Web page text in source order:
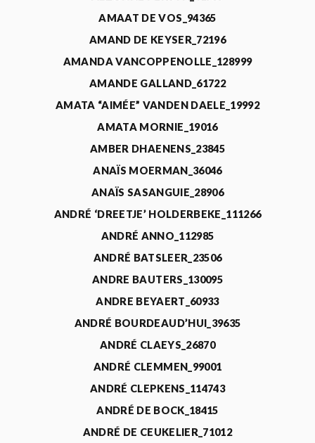
AMAAT DE VOS_94365
AMAND DE KEYSER_72196
AMANDA VANCOPPENOLLE_128999
AMANDE GALLAND_61722
AMATA “AIMÉE” VANDEN DAELE_19992
AMATA MORNIE_19016
AMBER DHAENENS_23845
ANAÏS MOERMAN_36046
ANAÏS SASANGUIE_28906
ANDRÉ ‘DREETJE’ HOLDERBEKE_111266
ANDRÉ ANNO_112985
ANDRÉ BATSLEER_23506
ANDRE BAUTERS_130095
ANDRE BEYAERT_60933
ANDRÉ BOURDEAUD’HUI_39635
ANDRÉ CLAEYS_26870
ANDRÉ CLEMMEN_99001
ANDRÉ CLEPKENS_114743
ANDRÉ DE BOCK_18415
ANDRÉ DE CEUKELIER_71012